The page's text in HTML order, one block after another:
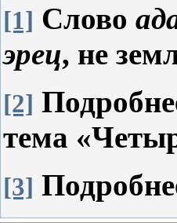
[1] Слово
эрец, не
[2]
тема
[3]